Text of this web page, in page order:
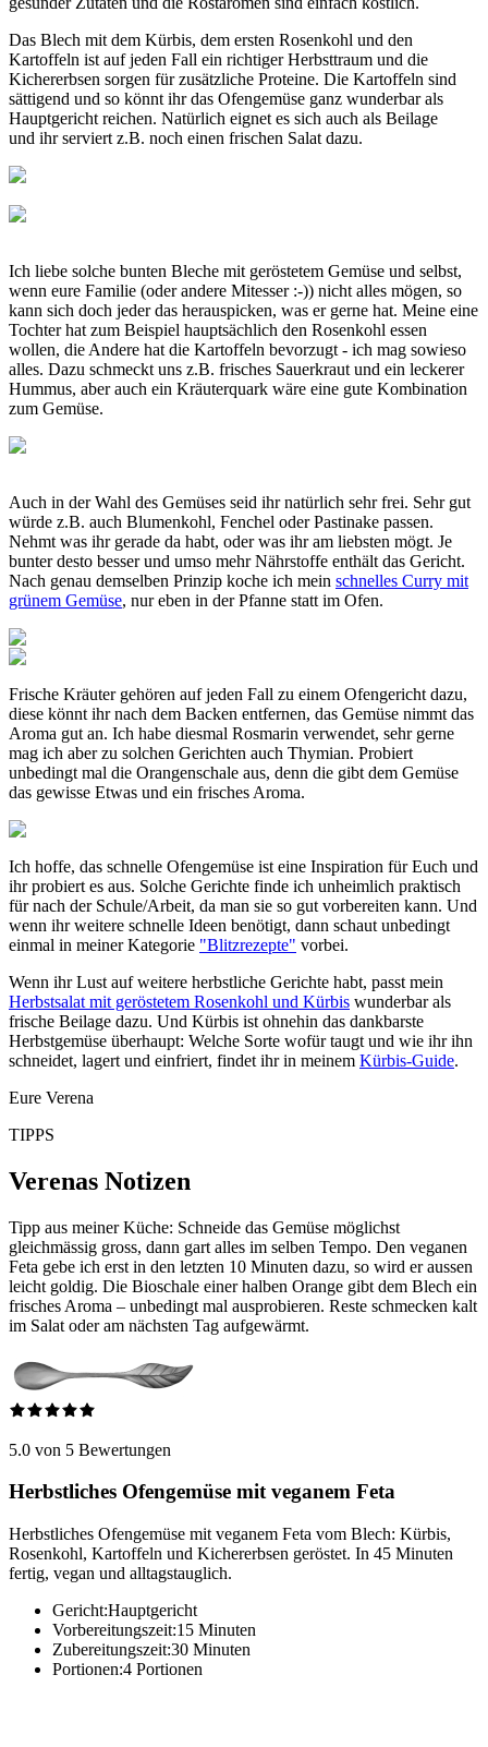
Das Blech mit dem Kürbis, dem ersten Rosenkohl und den
Kartoffeln ist auf jeden Fall ein richtiger Herbsttraum und die
Kichererbsen sorgen für zusätzliche Proteine. Die Kartoffeln sind
sättigend und so könnt ihr das Ofengemüse ganz wunderbar als
Hauptgericht reichen. Natürlich eignet es sich auch als Beilage
und ihr serviert z.B. noch einen frischen Salat dazu.
Ich liebe solche bunten Bleche mit geröstetem Gemüse und selbst,
wenn eure Familie (oder andere Mitesser :-)) nicht alles mögen, so
kann sich doch jeder das herauspicken, was er gerne hat. Meine eine
Tochter hat zum Beispiel hauptsächlich den Rosenkohl essen
wollen, die Andere hat die Kartoffeln bevorzugt - ich mag sowieso
alles. Dazu schmeckt uns z.B. frisches Sauerkraut und ein leckerer
Hummus, aber auch ein Kräuterquark wäre eine gute Kombination
zum Gemüse.
Auch in der Wahl des Gemüses seid ihr natürlich sehr frei. Sehr gut
würde z.B. auch Blumenkohl, Fenchel oder Pastinake passen.
Nehmt was ihr gerade da habt, oder was ihr am liebsten mögt. Je
bunter desto besser und umso mehr Nährstoffe enthält das Gericht.
Nach genau demselben Prinzip koche ich mein schnelles Curry mit
grünem Gemüse, nur eben in der Pfanne statt im Ofen.
Frische Kräuter gehören auf jeden Fall zu einem Ofengericht dazu,
diese könnt ihr nach dem Backen entfernen, das Gemüse nimmt das
Aroma gut an. Ich habe diesmal Rosmarin verwendet, sehr gerne
mag ich aber zu solchen Gerichten auch Thymian. Probiert
unbedingt mal die Orangenschale aus, denn die gibt dem Gemüse
das gewisse Etwas und ein frisches Aroma.
Ich hoffe, das schnelle Ofengemüse ist eine Inspiration für Euch und
ihr probiert es aus. Solche Gerichte finde ich unheimlich praktisch
für nach der Schule/Arbeit, da man sie so gut vorbereiten kann. Und
wenn ihr weitere schnelle Ideen benötigt, dann schaut unbedingt
einmal in meiner Kategorie "Blitzrezepte" vorbei.
Wenn ihr Lust auf weitere herbstliche Gerichte habt, passt mein
Herbstsalat mit geröstetem Rosenkohl und Kürbis wunderbar als
frische Beilage dazu. Und Kürbis ist ohnehin das dankbarste
Herbstgemüse überhaupt: Welche Sorte wofür taugt und wie ihr ihn
schneidet, lagert und einfriert, findet ihr in meinem Kürbis-Guide.
Eure Verena
TIPPS
Verenas Notizen
Tipp aus meiner Küche: Schneide das Gemüse möglichst
gleichmässig gross, dann gart alles im selben Tempo. Den veganen
Feta gebe ich erst in den letzten 10 Minuten dazu, so wird er aussen
leicht goldig. Die Bioschale einer halben Orange gibt dem Blech ein
frisches Aroma – unbedingt mal ausprobieren. Reste schmecken kalt
im Salat oder am nächsten Tag aufgewärmt.
5.0 von 5 Bewertungen
Herbstliches Ofengemüse mit veganem Feta
Herbstliches Ofengemüse mit veganem Feta vom Blech: Kürbis,
Rosenkohl, Kartoffeln und Kichererbsen geröstet. In 45 Minuten
fertig, vegan und alltagstauglich.
Gericht:Hauptgericht
Vorbereitungszeit:15 Minuten
Zubereitungszeit:30 Minuten
Portionen:4 Portionen